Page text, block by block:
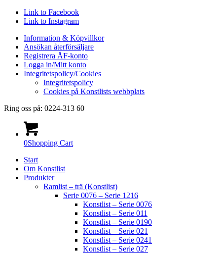
Link to Facebook
Link to Instagram
Information & Köpvillkor
Ansökan återförsäljare
Registrera ÅF-konto
Logga in/Mitt konto
Integritetspolicy/Cookies
Integritetspolicy
Cookies på Konstlists webbplats
Ring oss på: 0224-313 60
0Shopping Cart
Start
Om Konstlist
Produkter
Ramlist – trä (Konstlist)
Serie 0076 – Serie 1216
Konstlist – Serie 0076
Konstlist – Serie 011
Konstlist – Serie 0190
Konstlist – Serie 021
Konstlist – Serie 0241
Konstlist – Serie 027